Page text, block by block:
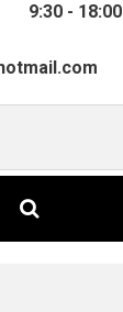
9:30 - 18:00